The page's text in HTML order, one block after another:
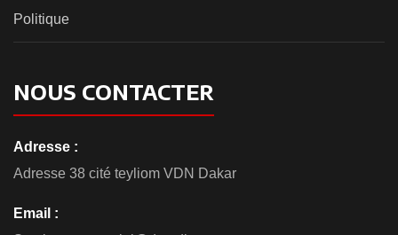
Politique
NOUS CONTACTER
Adresse :
Adresse 38 cité teyliom VDN Dakar
Email :